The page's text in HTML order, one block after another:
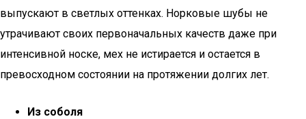
выпускают в светлых оттенках. Норковые шубы не
утрачивают своих первоначальных качеств даже при
интенсивной носке, мех не истирается и остается в
превосходном состоянии на протяжении долгих лет.
Из соболя